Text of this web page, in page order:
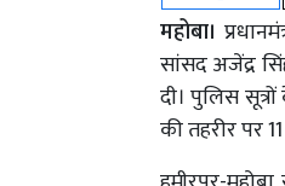
महोबा।
सांसद अजेंद्र
दी। पुलिस
की तहरीर पर